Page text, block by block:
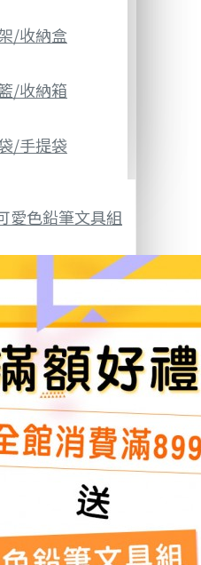
/收納盒
/收納箱
/手提袋
愛色鉛筆文具組